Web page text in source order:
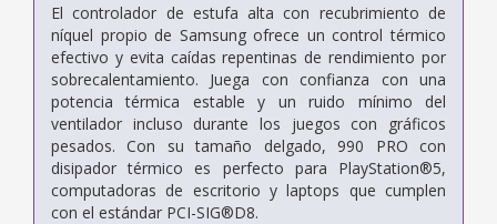
El controlador de estufa alta con recubrimiento de
níquel propio de Samsung ofrece un control térmico
efectivo y evita caídas repentinas de rendimiento por
sobrecalentamiento. Juega con confianza con una
potencia térmica estable y un ruido mínimo del
ventilador incluso durante los juegos con gráficos
pesados. Con su tamaño delgado, 990 PRO con
disipador térmico es perfecto para PlayStation®5,
computadoras de escritorio y laptops que cumplen
con el estándar PCI-SIG®D8.